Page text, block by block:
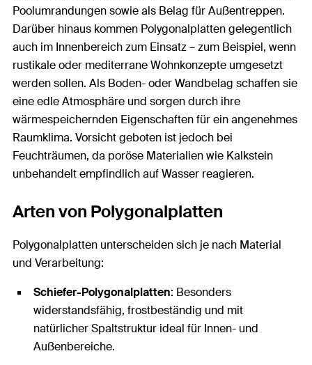
Poolumrandungen sowie als Belag für Außentreppen.
Darüber hinaus kommen Polygonalplatten gelegentlich
auch im Innenbereich zum Einsatz – zum Beispiel, wenn
rustikale oder mediterrane Wohnkonzepte umgesetzt
werden sollen. Als Boden- oder Wandbelag schaffen sie
eine edle Atmosphäre und sorgen durch ihre
wärmespeichernden Eigenschaften für ein angenehmes
Raumklima. Vorsicht geboten ist jedoch bei
Feuchträumen, da poröse Materialien wie Kalkstein
unbehandelt empfindlich auf Wasser reagieren.
Arten von Polygonalplatten
Polygonalplatten unterscheiden sich je nach Material
und Verarbeitung:
Schiefer-Polygonalplatten: Besonders
widerstandsfähig, frostbeständig und mit
natürlicher Spaltstruktur ideal für Innen- und
Außenbereiche.